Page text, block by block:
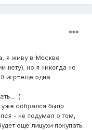
я живу в Москве
нету), но я никогда не
игр=еще одна
:(
уже собрался было
- не подумал о том,
еще лицухи покупать.